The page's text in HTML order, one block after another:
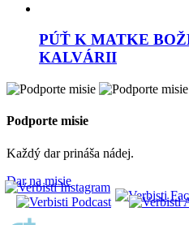
PÚŤ K MATKE
KALVÁRII
Podporte misie
Každý dar prináša nádej.
Dar na misie